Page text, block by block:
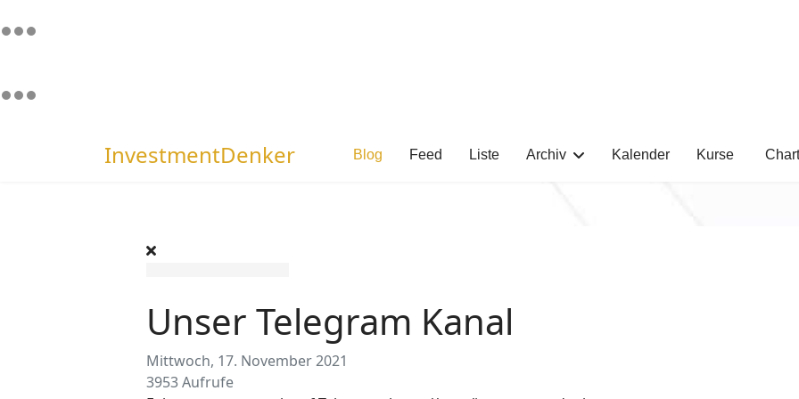
InvestmentDenker Blog Feed Liste Archiv Kalender Kurse Chart
Unser Telegram Kanal
Mittwoch, 17. November 2021
3953 Aufrufe